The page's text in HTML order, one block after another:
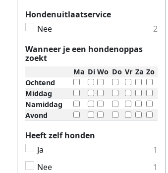
Hondenuitlaatservice
Nee
2
Wanneer je een hondenoppas
zoekt
Ma Di Wo Do Vr Za Zo
Ochtend
Middag
Namiddag
Avond
Heeft zelf honden
Ja
1
Nee
1